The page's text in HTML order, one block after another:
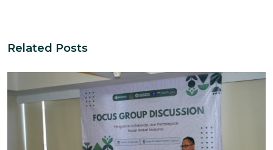
Related Posts